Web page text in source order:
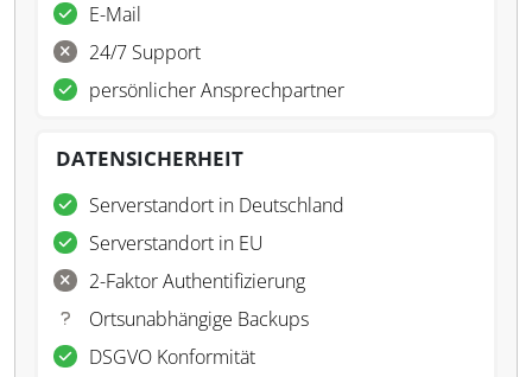
E-Mail
24/7 Support
persönlicher Ansprechpartner
DATENSICHERHEIT
Serverstandort in Deutschland
Serverstandort in EU
2-Faktor Authentifizierung
Ortsunabhängige Backups
DSGVO Konformität